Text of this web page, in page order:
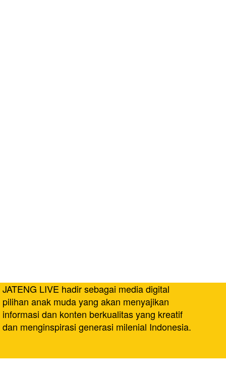
JATENG LIVE hadir sebagai media digital
pilihan anak muda yang akan menyajikan
informasi dan konten berkualitas yang kreatif
dan menginspirasi generasi milenial Indonesia.